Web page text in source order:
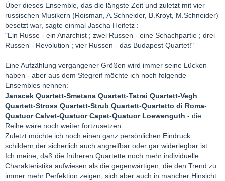
Über dieses Ensemble, das die längste Zeit und zuletzt mit vier
russischen Musikern (Roisman, A.Schneider, B.Kroyt, M.Schneider)
besetzt war, sagte einmal Jascha Heifetz :
"Ein Russe - ein Anarchist ; zwei Russen - eine Schachpartie ; drei
Russen - Revolution ; vier Russen - das Budapest Quartet!"
Eine Aufzählung vergangener Größen wird immer seine Lücken
haben - aber aus dem Stegreif möchte ich noch folgende
Ensembles nennen:
Janacek Quartett-Smetana Quartett-Tatrai Quartett-Vegh
Quartett-Stross Quartett-Strub Quartett-Quartetto di Roma-
Quatuor Calvet-Quatuor Capet-Quatuor Loewenguth - die
Reihe wäre noch weiter fortzusetzen.
Zuletzt möchte ich noch einen ganz persönlichen Eindruck
schildern,der sicherlich auch angreifbar oder gar widerlegbar ist:
Ich meine, daß die früheren Quartette noch mehr individuelle
Charakteristika aufwiesen als die gegenwärtigen, die den Trend zu
immer mehr Perfektion zeigen, sich aber auch in mancher Hinsicht